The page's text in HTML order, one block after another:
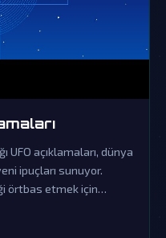
UFO açıklamaları, dünya
ipuçları sunuyor.
örtbas etmek için